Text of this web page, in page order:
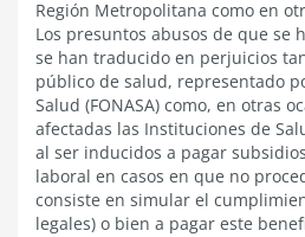
Región Metropolitana como en
Los presuntos abusos de que se
se han traducido en perjuicios
público de salud, representado
Salud (FONASA) como, en otras
afectadas las Instituciones de
al ser inducidos a pagar
laboral en casos en que no
consiste en simular el
legales) o bien a pagar este